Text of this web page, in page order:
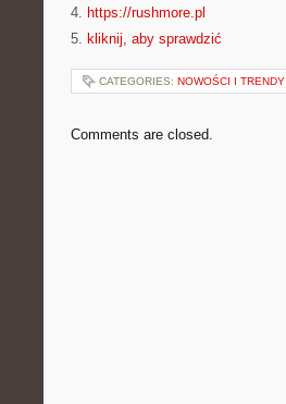
4. https://rushmore.pl
5. kliknij, aby sprawdzić
CATEGORIES: NOWOŚCI I TRENDY
Comments are closed.